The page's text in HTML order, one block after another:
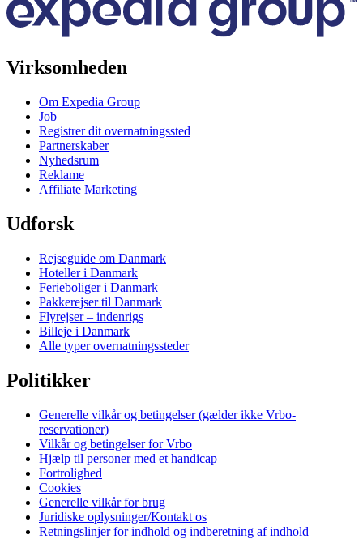
Virksomheden
Om Expedia Group
Job
Registrer dit overnatningssted
Partnerskaber
Nyhedsrum
Reklame
Affiliate Marketing
Udforsk
Rejseguide om Danmark
Hoteller i Danmark
Ferieboliger i Danmark
Pakkerejser til Danmark
Flyrejser – indenrigs
Billeje i Danmark
Alle typer overnatningssteder
Politikker
Generelle vilkår og betingelser (gælder ikke Vrbo-
reservationer)
Vilkår og betingelser for Vrbo
Hjælp til personer med et handicap
Fortrolighed
Cookies
Generelle vilkår for brug
Juridiske oplysninger/Kontakt os
Retningslinjer for indhold og indberetning af indhold